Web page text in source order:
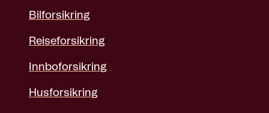
Bilforsikring
Reiseforsikring
Innboforsikring
Husforsikring